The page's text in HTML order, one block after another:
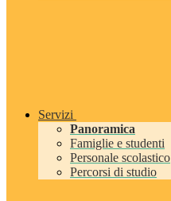
Servizi
Panoramica
Famiglie e studenti
Personale scolastico
Percorsi di studio